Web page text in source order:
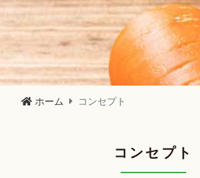
ホーム コンセプト
コンセプト